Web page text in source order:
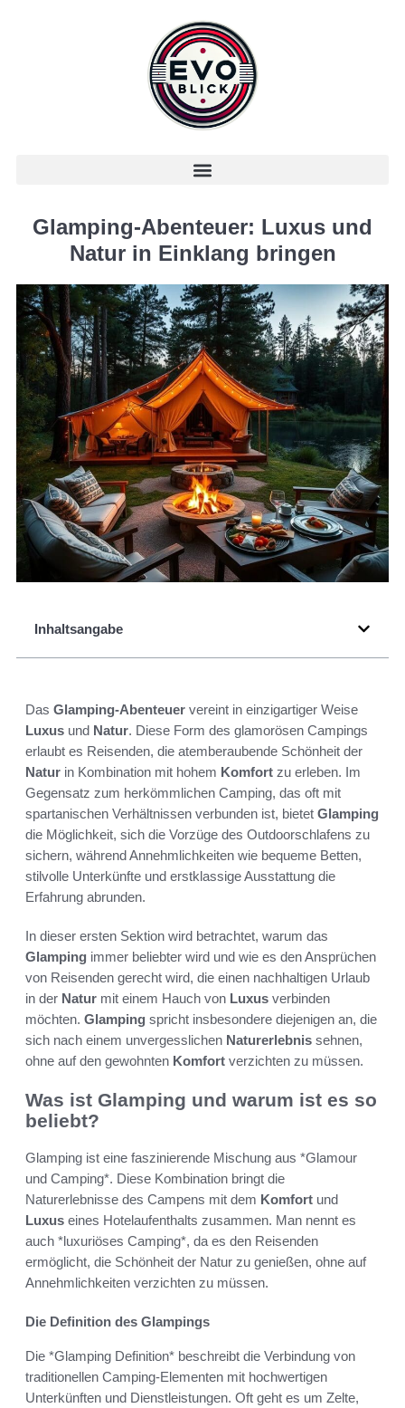
Glamping-Abenteuer: Luxus und
Natur in Einklang bringen
Inhaltsangabe
Das Glamping-Abenteuer vereint in einzigartiger Weise
Luxus und Natur. Diese Form des glamorösen Campings
erlaubt es Reisenden, die atemberaubende Schönheit der
Natur in Kombination mit hohem Komfort zu erleben. Im
Gegensatz zum herkömmlichen Camping, das oft mit
spartanischen Verhältnissen verbunden ist, bietet Glamping
die Möglichkeit, sich die Vorzüge des Outdoorschlafens zu
sichern, während Annehmlichkeiten wie bequeme Betten,
stilvolle Unterkünfte und erstklassige Ausstattung die
Erfahrung abrunden.
In dieser ersten Sektion wird betrachtet, warum das
Glamping immer beliebter wird und wie es den Ansprüchen
von Reisenden gerecht wird, die einen nachhaltigen Urlaub
in der Natur mit einem Hauch von Luxus verbinden
möchten. Glamping spricht insbesondere diejenigen an, die
sich nach einem unvergesslichen Naturerlebnis sehnen,
ohne auf den gewohnten Komfort verzichten zu müssen.
Was ist Glamping und warum ist es so
beliebt?
Glamping ist eine faszinierende Mischung aus *Glamour
und Camping*. Diese Kombination bringt die
Naturerlebnisse des Campens mit dem Komfort und
Luxus eines Hotelaufenthalts zusammen. Man nennt es
auch *luxuriöses Camping*, da es den Reisenden
ermöglicht, die Schönheit der Natur zu genießen, ohne auf
Annehmlichkeiten verzichten zu müssen.
Die Definition des Glampings
Die *Glamping Definition* beschreibt die Verbindung von
traditionellen Camping-Elementen mit hochwertigen
Unterkünften und Dienstleistungen. Oft geht es um Zelte,